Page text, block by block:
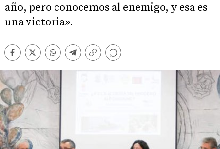
año, pero conocemos al enemigo, y esa es
una victoria».
Facebook
TwitterWhatsappTelegram
Copiar
Comentarios